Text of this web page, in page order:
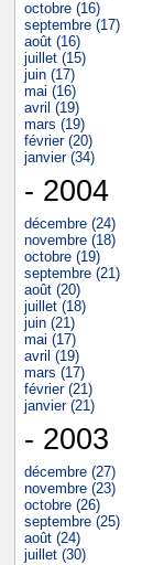
octobre (16)
septembre (17)
août (16)
juillet (15)
juin (17)
mai (16)
avril (19)
mars (19)
février (20)
janvier (34)
- 2004
décembre (24)
novembre (18)
octobre (19)
septembre (21)
août (20)
juillet (18)
juin (21)
mai (17)
avril (19)
mars (17)
février (21)
janvier (21)
- 2003
décembre (27)
novembre (23)
octobre (26)
septembre (25)
août (24)
juillet (30)